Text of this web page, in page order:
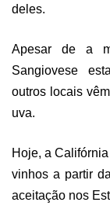
deles.
Apesar de a
Sangiovese
outros locais
uva.
Hoje, a
vinhos a partir
aceitação nos